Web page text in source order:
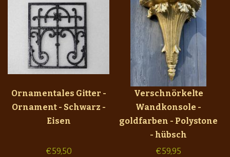
Ornamentales Gitter -
Ornament - Schwarz -
Eisen
€59,50
Verschnörkelte
Wandkonsole -
goldfarben - Polystone
- hübsch
€59,95